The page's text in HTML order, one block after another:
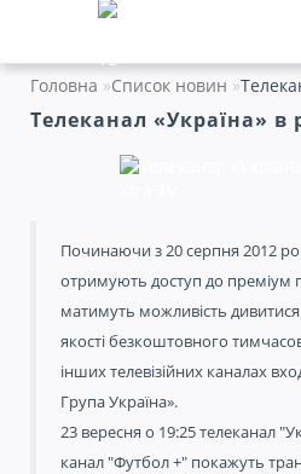
Головна Список новин
Телеканал «Україна» в
Починаючи з 20 серпня 2012
отримують доступ до преміум
матимуть можливість дивитися
якості безкоштовного
інших телевізійних каналах
Група Україна».
23 вересня о 19:25 телеканал
канал "Футбол +" покажуть